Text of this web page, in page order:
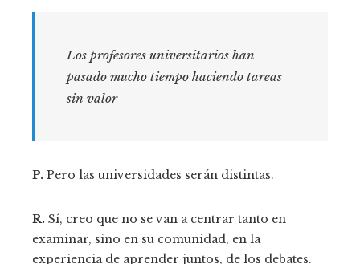
Los profesores universitarios han
pasado mucho tiempo haciendo tareas
sin valor
P. Pero las universidades serán distintas.
R. Sí, creo que no se van a centrar tanto en
examinar, sino en su comunidad, en la
experiencia de aprender juntos, de los debates.